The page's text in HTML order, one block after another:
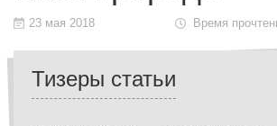
23 мая 2018 Время
Тизеры статьи